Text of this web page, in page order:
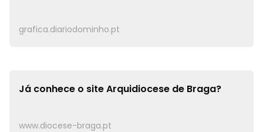
grafica.diariodominho.pt
Já conhece o siteArquidiocese de Braga?
www.diocese-braga.pt